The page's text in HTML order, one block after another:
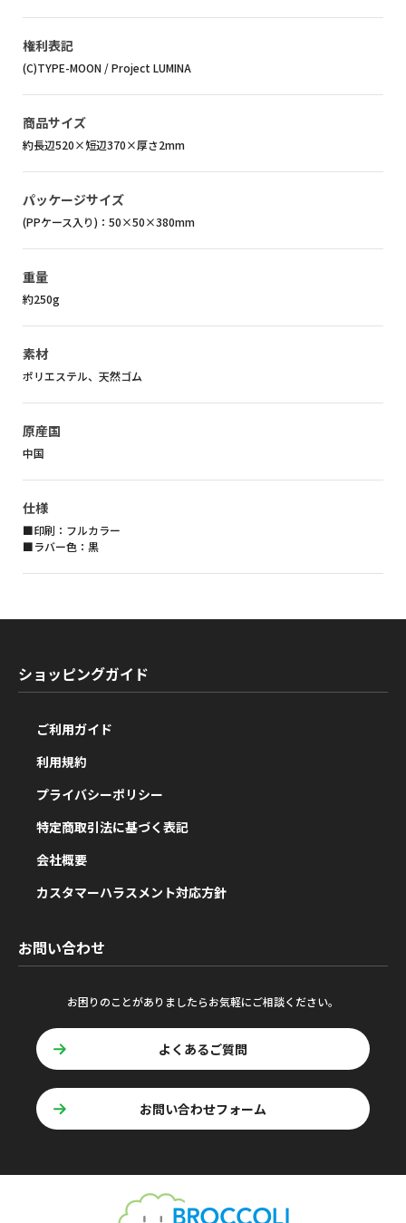
権利表記
(C)TYPE-MOON / Project LUMINA
商品サイズ
約長辺520×短辺370×厚さ2mm
パッケージサイズ
(PPケース入り)：50×50×380mm
重量
約250g
素材
ポリエステル、天然ゴム
原産国
中国
仕様
■印刷：フルカラー
■ラバー色：黒
ショッピングガイド
ご利用ガイド
利用規約
プライバシーポリシー
特定商取引法に基づく表記
会社概要
カスタマーハラスメント対応方針
お問い合わせ
お困りのことがありましたらお気軽にご相談ください。
よくあるご質問
お問い合わせフォーム